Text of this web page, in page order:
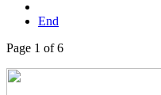
End
Page 1 of 6